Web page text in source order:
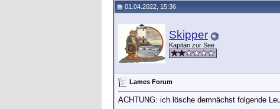
01.04.2022, 15:36
Skipper
Kapitän zur See
Lames Forum
ACHTUNG: ich lösche demnächst folgende